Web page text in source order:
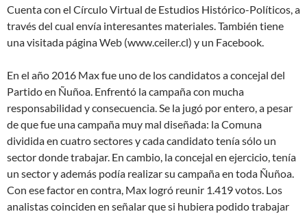
Cuenta con el Círculo Virtual de Estudios Histórico-Políticos, a
través del cual envía interesantes materiales. También tiene
una visitada página Web (www.ceiler.cl) y un Facebook.
En el año 2016 Max fue uno de los candidatos a concejal del
Partido en Ñuñoa. Enfrentó la campaña con mucha
responsabilidad y consecuencia. Se la jugó por entero, a pesar
de que fue una campaña muy mal diseñada: la Comuna
dividida en cuatro sectores y cada candidato tenía sólo un
sector donde trabajar. En cambio, la concejal en ejercicio, tenía
un sector y además podía realizar su campaña en toda Ñuñoa.
Con ese factor en contra, Max logró reunir 1.419 votos. Los
analistas coinciden en señalar que si hubiera podido trabajar